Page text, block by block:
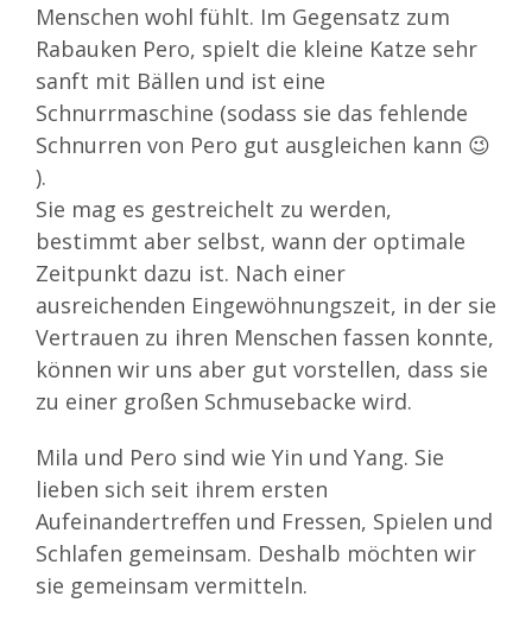
Menschen wohl fühlt. Im Gegensatz zum
Rabauken Pero, spielt die kleine Katze sehr
sanft mit Bällen und ist eine
Schnurrmaschine (sodass sie das fehlende
Schnurren von Pero gut ausgleichen kann 😉
).
Sie mag es gestreichelt zu werden,
bestimmt aber selbst, wann der optimale
Zeitpunkt dazu ist. Nach einer
ausreichenden Eingewöhnungszeit, in der sie
Vertrauen zu ihren Menschen fassen konnte,
können wir uns aber gut vorstellen, dass sie
zu einer großen Schmusebacke wird.
Mila und Pero sind wie Yin und Yang. Sie
lieben sich seit ihrem ersten
Aufeinandertreffen und Fressen, Spielen und
Schlafen gemeinsam. Deshalb möchten wir
sie gemeinsam vermitteln.